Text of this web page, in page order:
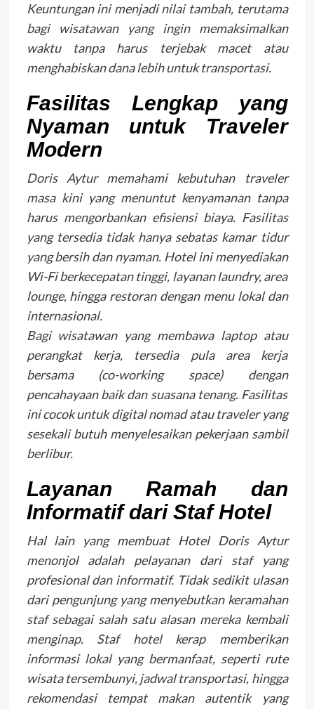
Keuntungan ini menjadi nilai tambah, terutama
bagi wisatawan yang ingin memaksimalkan
waktu tanpa harus terjebak macet atau
menghabiskan dana lebih untuk transportasi.
Fasilitas Lengkap yang
Nyaman untuk Traveler
Modern
Doris Aytur memahami kebutuhan traveler
masa kini yang menuntut kenyamanan tanpa
harus mengorbankan efisiensi biaya. Fasilitas
yang tersedia tidak hanya sebatas kamar tidur
yang bersih dan nyaman. Hotel ini menyediakan
Wi-Fi berkecepatan tinggi, layanan laundry, area
lounge, hingga restoran dengan menu lokal dan
internasional.
Bagi wisatawan yang membawa laptop atau
perangkat kerja, tersedia pula area kerja
bersama (co-working space) dengan
pencahayaan baik dan suasana tenang. Fasilitas
ini cocok untuk digital nomad atau traveler yang
sesekali butuh menyelesaikan pekerjaan sambil
berlibur.
Layanan Ramah dan
Informatif dari Staf Hotel
Hal lain yang membuat Hotel Doris Aytur
menonjol adalah pelayanan dari staf yang
profesional dan informatif. Tidak sedikit ulasan
dari pengunjung yang menyebutkan keramahan
staf sebagai salah satu alasan mereka kembali
menginap. Staf hotel kerap memberikan
informasi lokal yang bermanfaat, seperti rute
wisata tersembunyi, jadwal transportasi, hingga
rekomendasi tempat makan autentik yang